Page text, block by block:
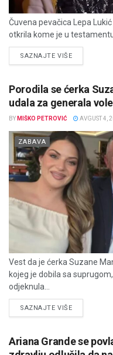
Čuvena pevačica Lepa
otkrila kome je u
SAZNAJTE VIŠEDETAILS
Porodila se ćerka
udala za generala
BY MIŠKO PETROVIĆ AVGUST 4,
ZABAVA
Vest da je ćerka Suzane
kojeg je dobila sa
odjeknula...
SAZNAJTE VIŠEDETAILS
Ariana Grande se